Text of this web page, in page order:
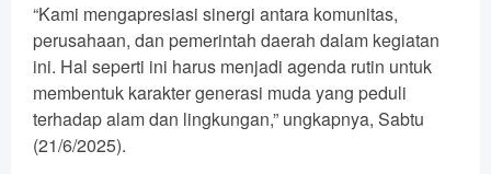
“Kami mengapresiasi sinergi antara komunitas,
perusahaan, dan pemerintah daerah dalam kegiatan
ini. Hal seperti ini harus menjadi agenda rutin untuk
membentuk karakter generasi muda yang peduli
terhadap alam dan lingkungan,” ungkapnya, Sabtu
(21/6/2025).